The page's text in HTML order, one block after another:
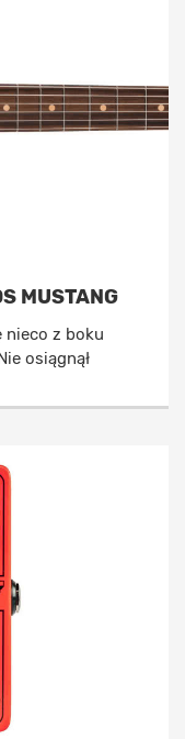
MUSTANG
nieco z boku
osiągnął